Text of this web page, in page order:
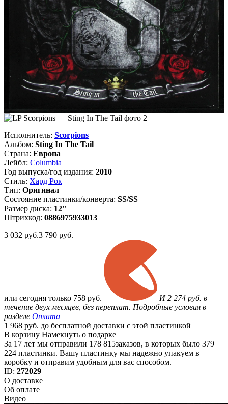
Исполнитель: Scorpions
Альбом: Sting In The Tail
Страна: Европа
Лейбл: Columbia
Год выпуска/год издания: 2010
Стиль: Хард Рок
Тип: Оригинал
Состояние пластинки/конверта: SS/SS
Размер диска: 12"
Штрихкод: 0886975933013
3 032 руб.3 790 руб.
или сегодня только 758 руб.
И 2 274 руб. в
течение двух месяцев, без переплат. Подробные условия в
разделе Оплата
1 968 руб. до бесплатной доставки с этой пластинкой
В корзину Намекнуть о подарке
За 17 лет мы отправили 178 815заказов, в которых было 379
224 пластинки. Вашу пластинку мы надежно упакуем в
коробку и отправим удобным для вас способом.
ID: 272029
О доставке
Об оплате
Видео